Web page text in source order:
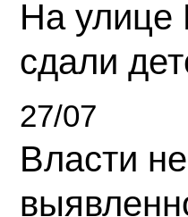
На улице
сдали
27/07
Власти